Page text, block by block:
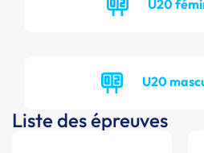
U20
U20
Liste des épreuves